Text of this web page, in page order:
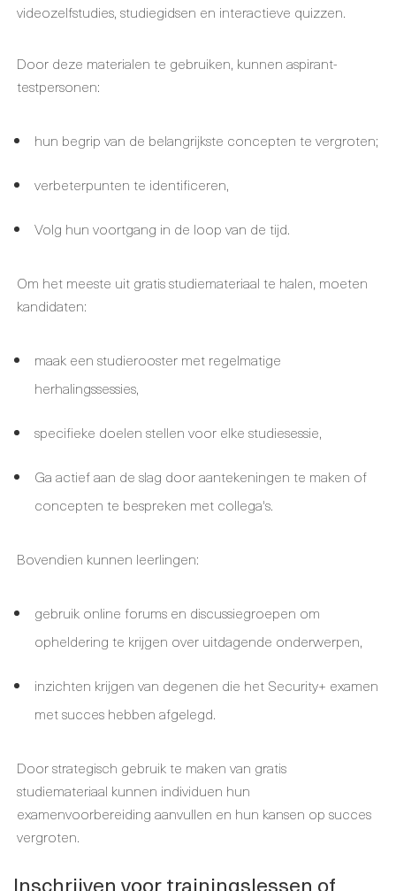
videozelfstudies, studiegidsen en interactieve quizzen.
Door deze materialen te gebruiken, kunnen aspirant-
testpersonen:
hun begrip van de belangrijkste concepten te vergroten;
verbeterpunten te identificeren,
Volg hun voortgang in de loop van de tijd.
Om het meeste uit gratis studiemateriaal te halen, moeten
kandidaten:
maak een studierooster met regelmatige
herhalingssessies,
specifieke doelen stellen voor elke studiesessie,
Ga actief aan de slag door aantekeningen te maken of
concepten te bespreken met collega's.
Bovendien kunnen leerlingen:
gebruik online forums en discussiegroepen om
opheldering te krijgen over uitdagende onderwerpen,
inzichten krijgen van degenen die het Security+ examen
met succes hebben afgelegd.
Door strategisch gebruik te maken van gratis
studiemateriaal kunnen individuen hun
examenvoorbereiding aanvullen en hun kansen op succes
vergroten.
Inschrijven voor trainingslessen of